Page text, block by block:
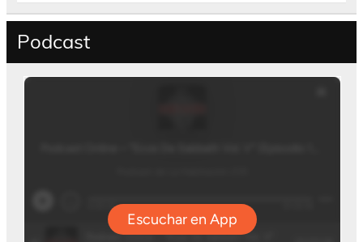
Podcast